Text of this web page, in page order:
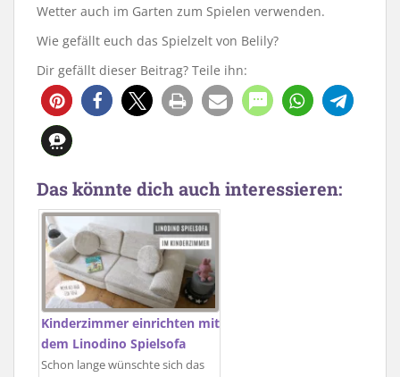
Wetter auch im Garten zum Spielen verwenden.
Wie gefällt euch das Spielzelt von Belily?
Dir gefällt dieser Beitrag? Teile ihn:
4
Das könnte dich auch interessieren:
Kinderzimmer einrichten mit
dem Linodino Spielsofa
Schon lange wünschte sich das